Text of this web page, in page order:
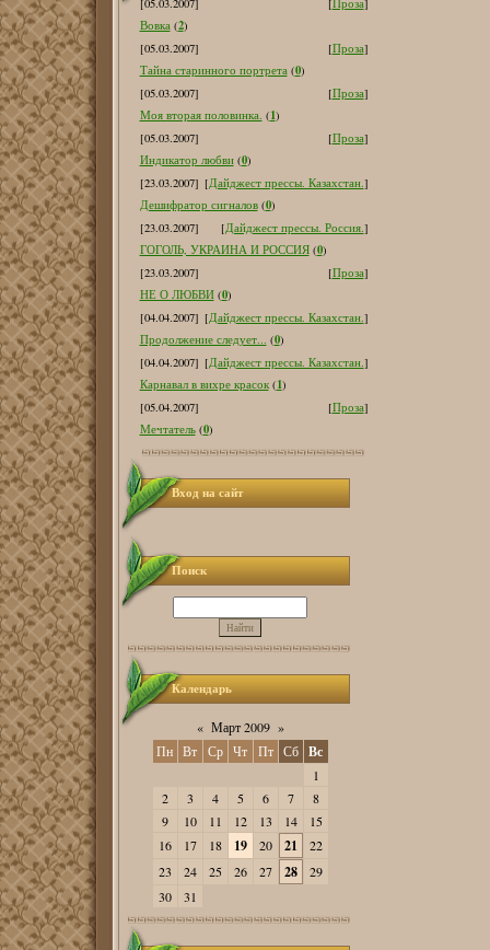
[05.03.2007] [Проза]
Вовка (2)
[05.03.2007]
[Проза]
Тайна старинного портрета (0)
[05.03.2007]
[Проза]
Моя вторая половинка. (1)
[05.03.2007]
[Проза]
Индикатор любви (0)
[23.03.2007] [Дайджест прессы. Казахстан.]
Дешифратор сигналов (0)
[23.03.2007]
[Дайджест прессы. Россия.]
ГОГОЛЬ, УКРАИНА И РОССИЯ (0)
[23.03.2007]
[Проза]
НЕ О ЛЮБВИ (0)
[04.04.2007] [Дайджест прессы. Казахстан.]
Продолжение следует... (0)
[04.04.2007] [Дайджест прессы. Казахстан.]
Карнавал в вихре красок (1)
[05.04.2007]
[Проза]
Мечтатель (0)
Вход на сайт
Поиск
Календарь
« Март 2009 »
Пн Вт Ср Чт Пт Сб Вс
1
2
3 4 5 6 7
8
9
10 11 12 13 14
15
16
17 18 19 20 21
22
23
24 25 26 27 28
29
30
31